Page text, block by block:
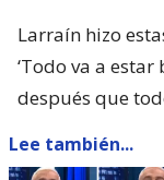
Larraín hizo
‘Todo va a estar
después que
Lee también...